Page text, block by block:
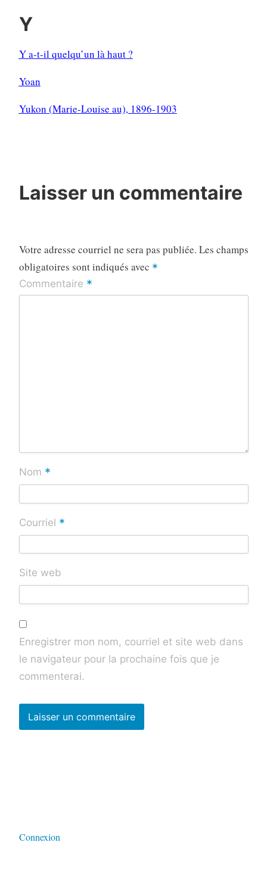
Y
Y a-t-il quelqu’un là haut ?
Yoan
Yukon (Marie-Louise au), 1896-1903
Laisser un commentaire
Votre adresse courriel ne sera pas publiée. Les champs
obligatoires sont indiqués avec *
Commentaire *
Nom *
Courriel *
Site web
Enregistrer mon nom, courriel et site web dans
le navigateur pour la prochaine fois que je
commenterai.
Connexion